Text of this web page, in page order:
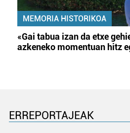
MEMORIA HISTORIKOA
«Gai tabua izan da etxe
azkeneko momentuan hitz
ERREPORTAJEAK